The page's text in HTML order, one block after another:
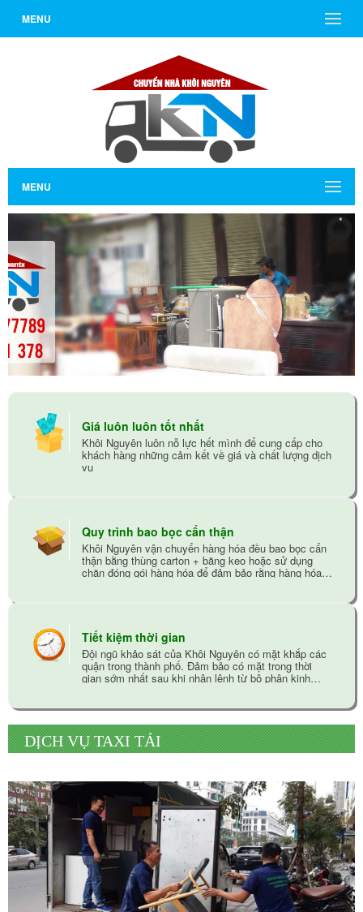
MENU
MENU
Giá luôn luôn tốt nhất
Khôi Nguyên luôn nỗ lực hết mình để cung cấp cho
khách hàng những cảm kết về giá và chất lượng dịch
vụ
Quy trình bao bọc cẩn thận
Khôi Nguyên vận chuyển hàng hóa đều bao bọc cẩn
thận bằng thùng carton + băng keo hoặc sử dụng
chăn đóng gói hàng hóa để đảm bảo rằng hàng hóa
Tiết kiệm thời gian
Đội ngũ khảo sát của Khôi Nguyên có mặt khắp các
quận trong thành phố. Đảm bảo có mặt trong thời
gian sớm nhất sau khi nhận lệnh từ bộ phận kinh
DỊCH VỤ TAXI TẢI